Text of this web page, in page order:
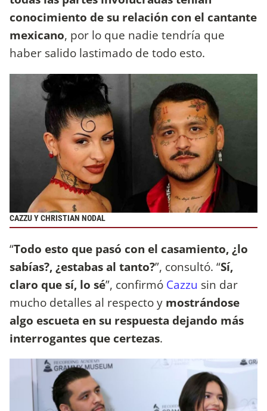
conocimiento de su relación con el cantante
mexicano, por lo que nadie tendría que
haber salido lastimado de todo esto.
CAZZU Y CHRISTIAN NODAL
“Todo esto que pasó con el casamiento, ¿lo
sabías?, ¿estabas al tanto?”, consultó. “Sí,
claro que sí, lo sé”, confirmó Cazzu sin dar
mucho detalles al respecto y mostrándose
algo escueta en su respuesta dejando más
interrogantes que certezas.